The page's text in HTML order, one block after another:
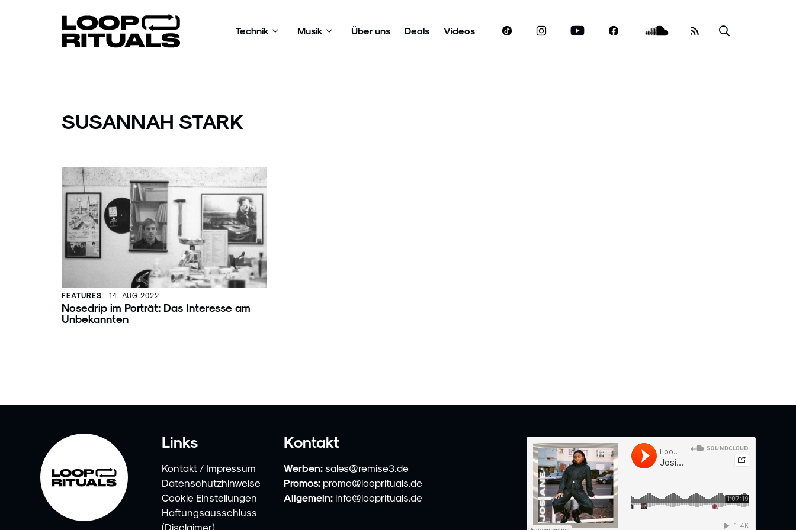
Technik Musik Über uns Deals Videos
SUSANNAH STARK
FEATURES 14. AUG 2022
Nosedrip im Porträt: Das Interesse am
Unbekannten
Links
Kontakt / Impressum
Datenschutzhinweise
Cookie Einstellungen
Haftungsausschluss
(Disclaimer)
Kontakt
Werben: sales@remise3.de
Promos: promo@looprituals.de
Allgemein: info@looprituals.de